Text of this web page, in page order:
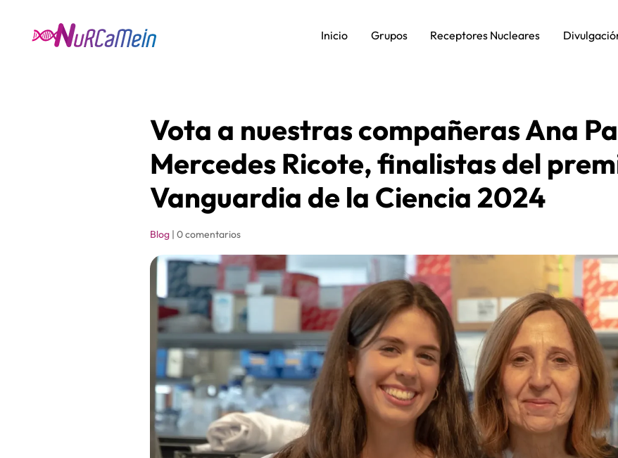
Inicio Grupos Receptores Nucleares
Vota a nuestras compañeras Ana
Mercedes Ricote, finalistas del
Vanguardia de la Ciencia 2024
Blog | 0 comentarios